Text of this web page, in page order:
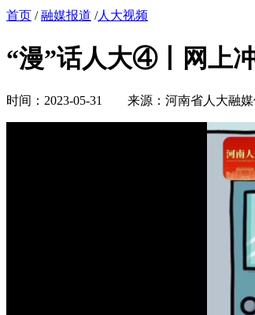
首页 /融媒报道 /人大视频
“漫”话人大④丨网上
时间：2023-05-31 来源：河南省人大融媒